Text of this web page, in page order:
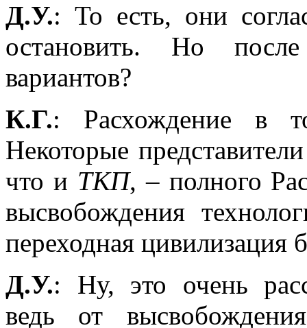
Д.У.: То есть, они
остановить. Но
вариантов?
К.Г.: Расхождение в
Некоторые
что и ТКП, – полного
высвобождения
переходная цивилизация
Д.У.: Ну, это очень
ведь от